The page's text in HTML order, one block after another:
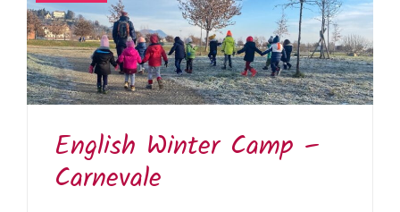
English Winter Camp –
Carnevale